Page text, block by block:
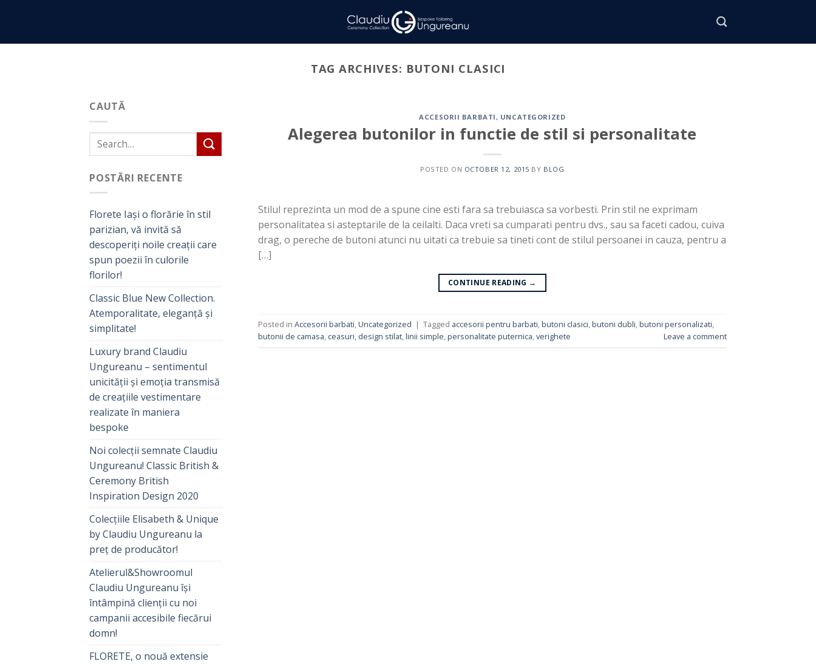
TAG ARCHIVES: BUTONI CLASICI
CAUTĂ
POSTĂRI RECENTE
Florete Iași o florărie în stil
parizian, vă invită să
descoperiți noile creații care
spun poezii în culorile
florilor!
Classic Blue New Collection.
Atemporalitate, eleganță și
simplitate!
Luxury brand Claudiu
Ungureanu – sentimentul
unicității și emoția transmisă
de creațiile vestimentare
realizate în maniera
bespoke
Noi colecții semnate Claudiu
Ungureanu! Classic British &
Ceremony British
Inspiration Design 2020
Colecțiile Elisabeth & Unique
by Claudiu Ungureanu la
preț de producător!
Atelierul&Showroomul
Claudiu Ungureanu își
întâmpină clienții cu noi
campanii accesibile fiecărui
domn!
FLORETE, o nouă extensie
ACCESORII BARBATI, UNCATEGORIZED
Alegerea butonilor in functie de stil si personalitate
POSTED ON OCTOBER 12, 2015 BY BLOG
Stilul reprezinta un mod de a spune cine esti fara sa trebuiasca sa vorbesti. Prin stil ne exprimam
personalitatea si asteptarile de la ceilalti. Daca vreti sa cumparati pentru dvs., sau sa faceti cadou, cuiva
drag, o pereche de butoni atunci nu uitati ca trebuie sa tineti cont de stilul persoanei in cauza, pentru a
[…]
CONTINUE READING →
Posted in Accesorii barbati,Uncategorized | Tagged accesorii pentru barbati,butoni clasici,butoni dubli,butoni personalizati,
butonii de camasa, ceasuri, design stilat,linii simple,personalitate puternica,verighete Leave a comment